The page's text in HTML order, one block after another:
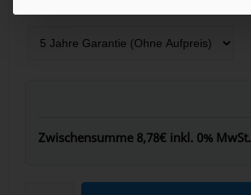
Zwischensumme 8,78€ inkl. 0% MwSt.